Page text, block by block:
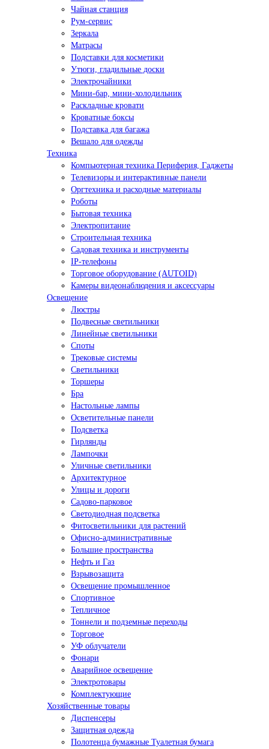
Чайная станция
Рум-сервис
Зеркала
Матрасы
Подставки для косметики
Утюги, гладильные доски
Электрочайники
Мини-бар, мини-холодильник
Раскладные кровати
Кроватные боксы
Подставка для багажа
Вешало для одежды
Техника
Компьютерная техника Периферия, Гаджеты
Телевизоры и интерактивные панели
Оргтехника и расходные материалы
Роботы
Бытовая техника
Электропитание
Строительная техника
Садовая техника и инструменты
IP-телефоны
Торговое оборудование (AUTOID)
Камеры видеонаблюдения и аксессуары
Освещение
Люстры
Подвесные светильники
Линейные светильники
Споты
Трековые системы
Светильники
Торшеры
Бра
Настольные лампы
Осветительные панели
Подсветка
Гирлянды
Лампочки
Уличные светильники
Архитектурное
Улицы и дороги
Садово-парковое
Светодиодная подсветка
Фитосветильники для растений
Офисно-административные
Большие пространства
Нефть и Газ
Взрывозащита
Освещение промышленное
Спортивное
Тепличное
Тоннели и подземные переходы
Торговое
УФ облучатели
Фонари
Аварийное освещение
Электротовары
Комплектующие
Хозяйственные товары
Диспенсеры
Защитная одежда
Полотенца бумажные Туалетная бумага